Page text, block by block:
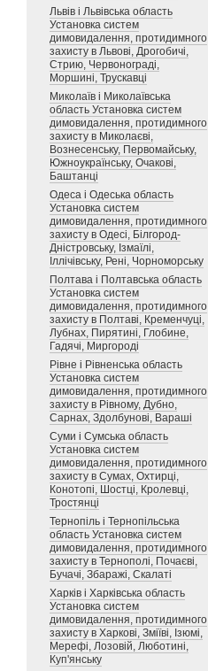
Львів і Львівська область
Установка систем
димовидалення, протидимного
захисту в Львові, Дрогобичі,
Стрию, Червонограді,
Моршині, Трускавці
Миколаїв і Миколаївська
область Установка систем
димовидалення, протидимного
захисту в Миколаєві,
Вознесенську, Первомайську,
Южноукраїнську, Очакові,
Баштанці
Одеса і Одеська область
Установка систем
димовидалення, протидимного
захисту в Одесі, Білгород-
Дністровську, Ізмаїлі,
Іллічівську, Рені, Чорноморську
Полтава і Полтавська область
Установка систем
димовидалення, протидимного
захисту в Полтаві, Кременчуці,
Лубнах, Пирятині, Глобине,
Гадячі, Миргороді
Рівне і Рівненська область
Установка систем
димовидалення, протидимного
захисту в Рівному, Дубно,
Сарнах, Здолбунові, Вараші
Суми і Сумська область
Установка систем
димовидалення, протидимного
захисту в Сумах, Охтирці,
Конотопі, Шостці, Кролевці,
Тростянці
Тернопіль і Тернопільська
область Установка систем
димовидалення, протидимного
захисту в Тернополі, Почаєві,
Бучачі, Збаражі, Скалаті
Харків і Харківська область
Установка систем
димовидалення, протидимного
захисту в Харкові, Зміїві, Ізюмі,
Мерефі, Лозовій, Люботині,
Куп'янську